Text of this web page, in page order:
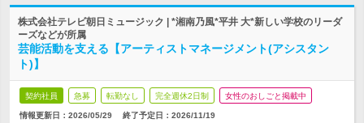
株式会社テレビ朝日ミュージック | *湘南乃風*平井 大*新しい学校のリーダ
ーズなどが所属
芸能活動を支える【アーティストマネージメント(アシスタン
ト)】
契約社員 急募 転勤なし 完全週休2日制 女性のおしごと掲載中
情報更新日：2026/05/29 終了予定日： 2026/11/19